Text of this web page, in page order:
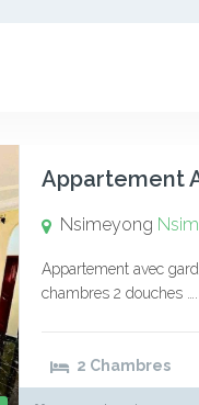
Appartement
Nsimeyong
Appartement avec
chambres 2 douches
2 Chambres